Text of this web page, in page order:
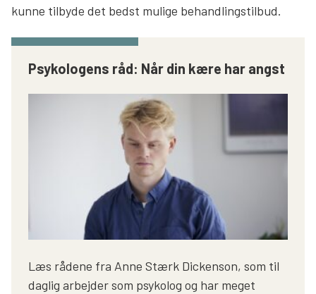
kunne tilbyde det bedst mulige behandlingstilbud.
Psykologens råd: Når din kære har angst
Læs rådene fra Anne Stærk Dickenson, som til
daglig arbejder som psykolog og har meget